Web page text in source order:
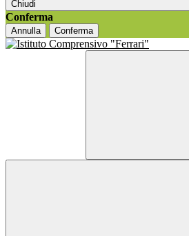
Chiudi
Conferma
Annulla Conferma